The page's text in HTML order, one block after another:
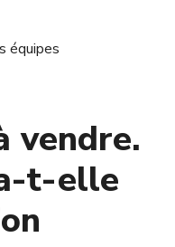
équipes
vendre.
t-elle